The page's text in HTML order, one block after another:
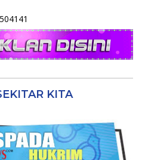
IKLAN HUB. 0811504141
KITA